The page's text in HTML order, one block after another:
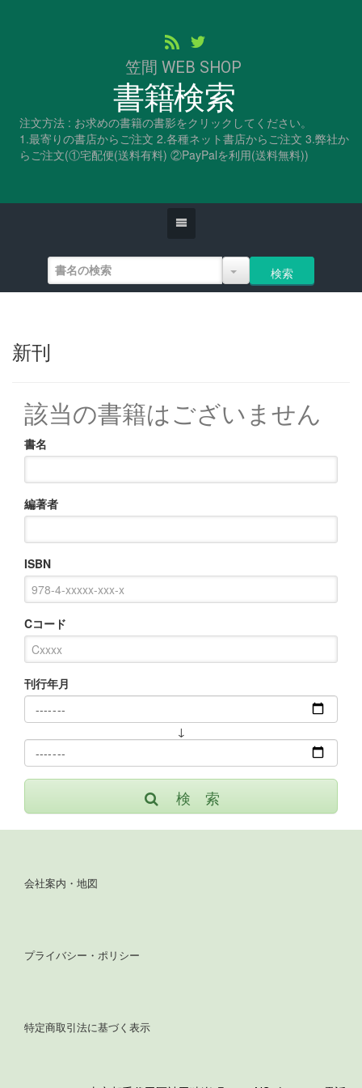
笠間 WEB SHOP
書籍検索
注文方法 : お求めの書籍の書影をクリックしてください。
1.最寄りの書店からご注文 2.各種ネット書店からご注文 3.弊社か
らご注文(①宅配便(送料有料) ②PayPalを利用(送料無料))
新刊
該当の書籍はございません
書名
編著者
ISBN
Cコード
刊行年月
↓
検 索
会社案内・地図
プライバシー・ポリシー
特定商取引法に基づく表示